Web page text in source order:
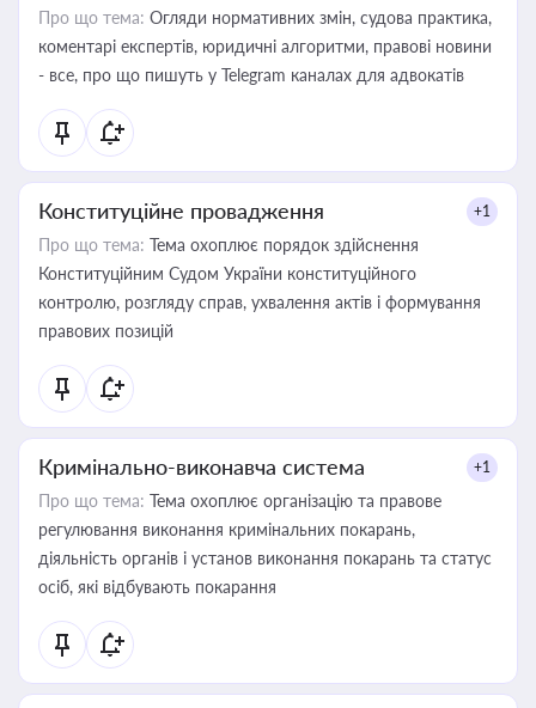
Про що тема: Огляди нормативних змін, судова практика,
коментарі експертів, юридичні алгоритми, правові новини
- все, про що пишуть у Telegram каналах для адвокатів
Конституційне провадження +1
Про що тема: Тема охоплює порядок здійснення
Конституційним Судом України конституційного
контролю, розгляду справ, ухвалення актів і формування
правових позицій
Кримінально-виконавча система +1
Про що тема: Тема охоплює організацію та правове
регулювання виконання кримінальних покарань,
діяльність органів і установ виконання покарань та статус
осіб, які відбувають покарання